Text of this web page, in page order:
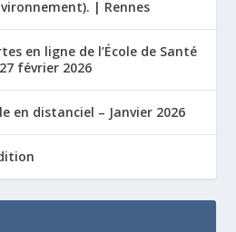
| Rennes
en ligne de l’École de Santé
février 2026
en distanciel – Janvier 2026